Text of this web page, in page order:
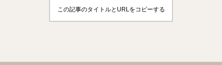
この記事のタイトルとURLをコピーする